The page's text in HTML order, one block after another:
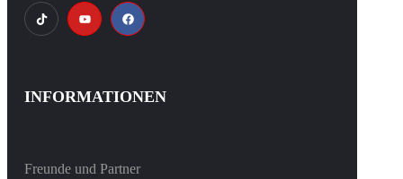
INFORMATIONEN
Freunde und Partner